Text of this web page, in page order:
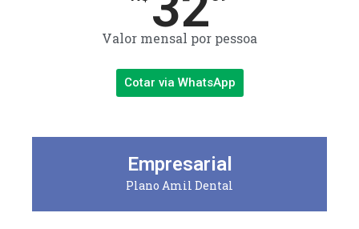
Valor mensal por pessoa
Cotar via WhatsApp
Empresarial
Plano Amil Dental